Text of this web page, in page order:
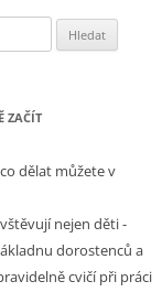
ZAČÍT
dělat můžete v
nejen děti -
dorostenců a
cvičí při práci